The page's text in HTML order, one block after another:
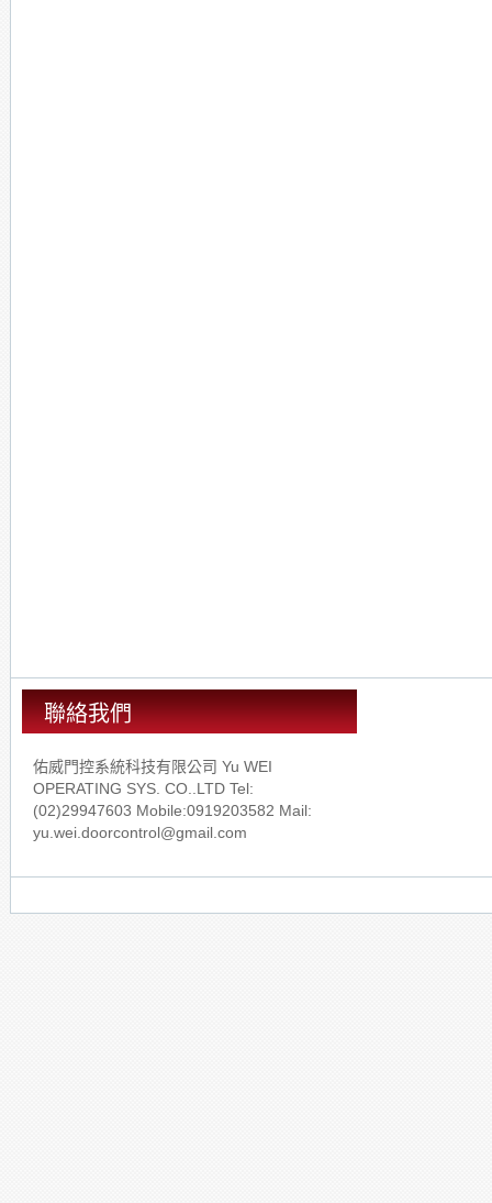
聯絡我們
佑威門控系統科技有限公司 Yu WEI
OPERATING SYS. CO..LTD Tel:
(02)29947603 Mobile:0919203582 Mail:
yu.wei.doorcontrol@gmail.com